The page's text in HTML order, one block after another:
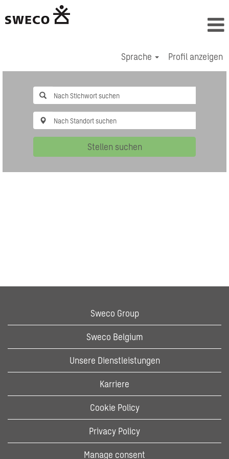
Sprache Profil anzeigen
Stellen suchen
Sweco Group
Sweco Belgium
Unsere Dienstleistungen
Karriere
Cookie Policy
Privacy Policy
Manage consent